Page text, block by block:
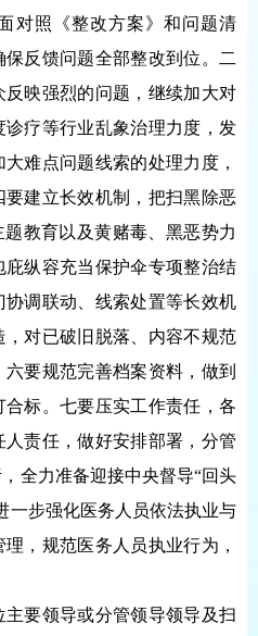
照《整改方案》和问题清
反馈问题全部整改到位。二
映强烈的问题，继续加大对
疗等行业乱象治理力度，发
难点问题线索的处理力度，
建立长效机制，把扫黑除恶
教育以及黄赌毒、黑恶势力
纵容充当保护伞专项整治结
调联动、线索处置等长效机
对已破旧脱落、内容不规范
要规范完善档案资料，做到
标。七要压实工作责任，各
责任，做好安排部署，分管
全力准备迎接中央督导“回头
一步强化医务人员依法执业与
，规范医务人员执业行为，
要领导或分管领导领导及扫